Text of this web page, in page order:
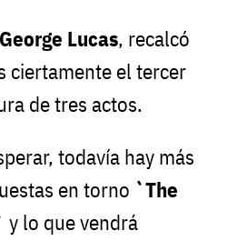
George Lucas, recalcó
ciertamente el tercer
de tres actos.
todavía hay más
en torno `The
y lo que vendrá